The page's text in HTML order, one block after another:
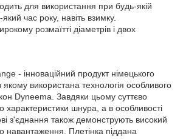
для використання при будь-якій
який час року, навіть взимку.
розмаїтті діаметрів і двох
- інноваційний продукт німецького
використана технологія особливого
Dyneema. Завдяки цьому суттєво
характеристики шнура, а в особливості
з'єднання також демонструють високий
навантаження. Плетінка піддана